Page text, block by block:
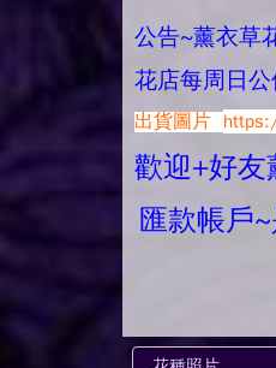
公告~薰衣草
花店每周日公
出貨圖片
歡迎+好友
匯款帳戶